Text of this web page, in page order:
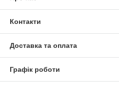
Контакти
Доставка та оплата
Графік роботи